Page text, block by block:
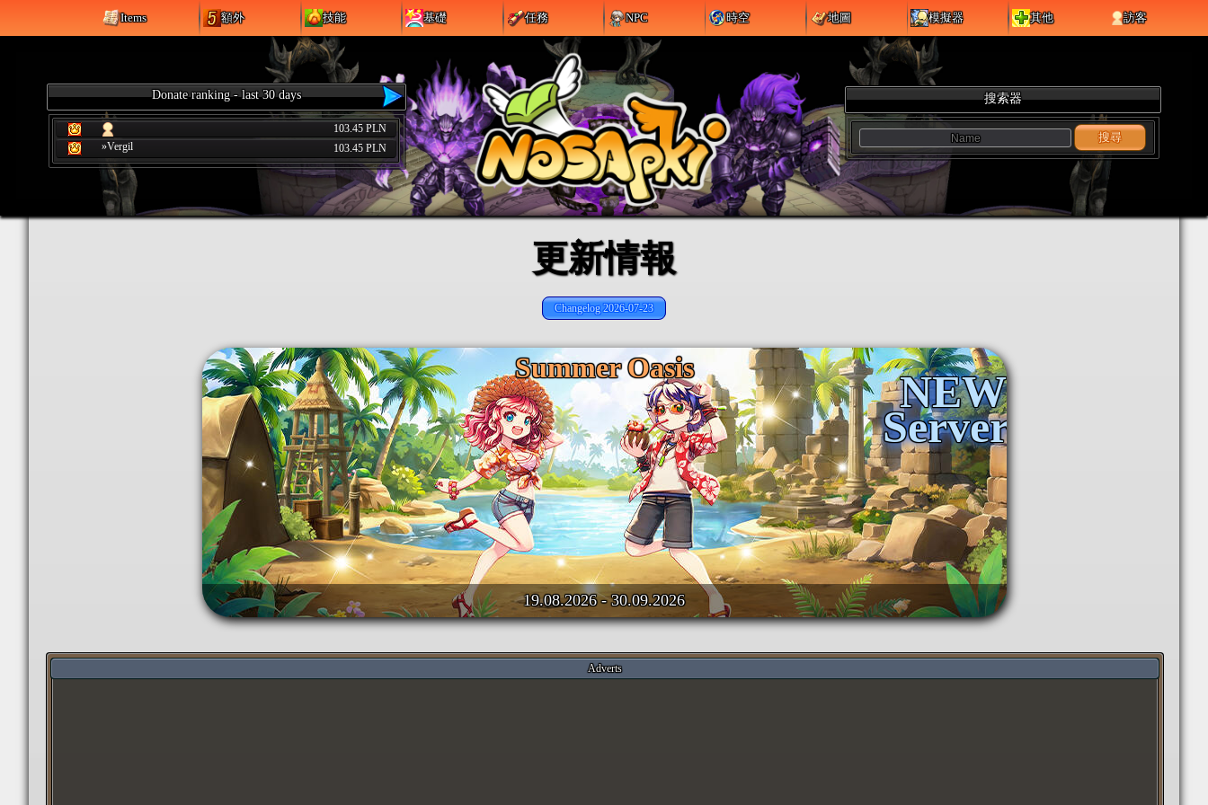
Items 額外 技能 基礎 任務 NPC 時空 地圖 模擬器 其他 訪客
Donate ranking - last 30 days
103.45 PLN
»Vergil
103.45 PLN
搜索器
搜尋
更新情報
Changelog 2026-07-23
Summer Oasis
19.08.2026 - 30.09.2026
NEW
Server!
Adverts